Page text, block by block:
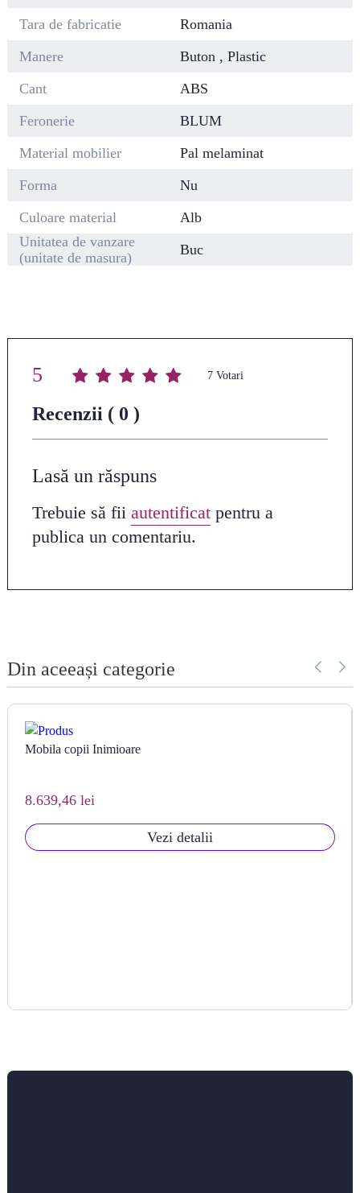
Tara de fabricatie
Romania
Manere
Buton , Plastic
Cant
ABS
Feronerie
BLUM
Material mobilier
Pal melaminat
Forma
Nu
Culoare material
Alb
Unitatea de vanzare
(unitate de masura)
Buc
Average rating
5 / 5. Vote count:
7
Recenzii ( 0 )
Lasă un răspuns
Trebuie să fii autentificatpentru a
publica un comentariu.
Din aceeași categorie
Mobila copii Inimioare
8.639,46 lei
Vezi detalii